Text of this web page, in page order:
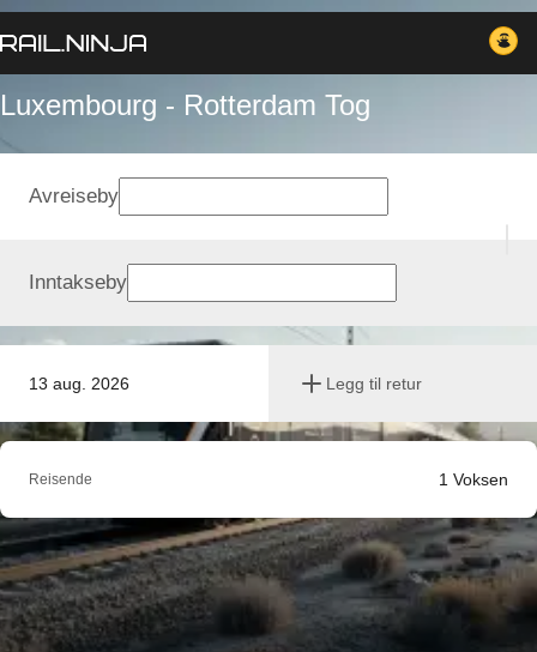
Luxembourg - Rotterdam Tog
13 aug. 2026 Legg til retur
Avreiseby
Inntakseby
Reisende 1 Voksen